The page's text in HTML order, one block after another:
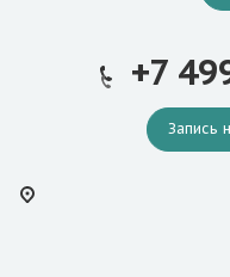
+7
Запись